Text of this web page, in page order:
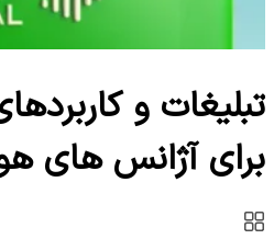
تبلیغات و
برای آژانس های